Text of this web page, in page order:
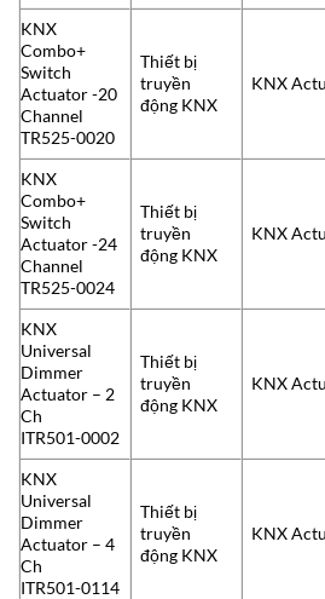
KNX
Combo+
Switch
Actuator -20
Channel
TR525-0020
Thiết bị
truyền
động KNX
KNX
KNX
Combo+
Switch
Actuator -24
Channel
TR525-0024
Thiết bị
truyền
động KNX
KNX
KNX
Universal
Dimmer
Actuator – 2
Ch
ITR501-0002
Thiết bị
truyền
động KNX
KNX
KNX
Universal
Dimmer
Actuator – 4
Ch
ITR501-0114
Thiết bị
truyền
động KNX
KNX